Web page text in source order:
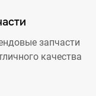
запчасти
качества